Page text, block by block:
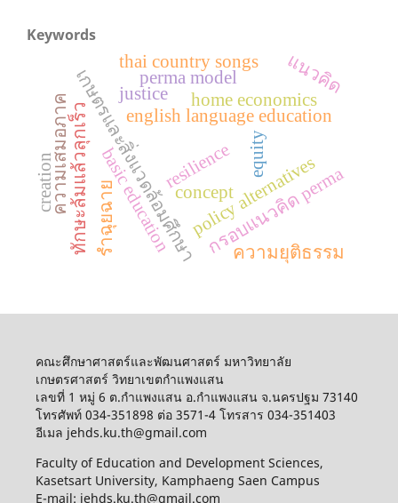
Keywords
เกษตรและสิ่งแวดล้อมศึกษา
resilience
policy alternatives
english language education
basic education equity
justice
ทักษะล้มแล้วลุกเร็ว กรอบแนวคิด perma
ความเสมอภาค
perma model
home economics
ความยุติธรรม
แนวคิด
รำฉุยฉาย concept
creation
thai country songs
คณะศึกษาศาสตร์และพัฒนศาสตร์ มหาวิทยาลัย
เกษตรศาสตร์ วิทยาเขตกำแพงแสน
เลขที่ 1 หมู่ 6 ต.กำแพงแสน อ.กำแพงแสน จ.นครปฐม 73140
โทรศัพท์ 034-351898 ต่อ 3571-4 โทรสาร 034-351403
อีเมล jehds.ku.th@gmail.com
Faculty of Education and Development Sciences,
Kasetsart University, Kamphaeng Saen Campus
E-mail: jehds.ku.th@gmail.com